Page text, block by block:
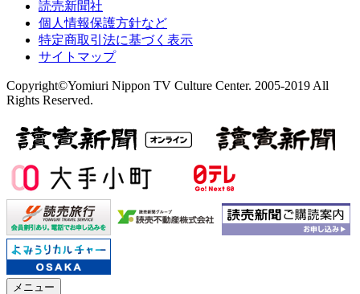
読売新聞社
個人情報保護方針など
特定商取引法に基づく表示
サイトマップ
Copyright©Yomiuri Nippon TV Culture Center. 2005-2019 All
Rights Reserved.
メニュー